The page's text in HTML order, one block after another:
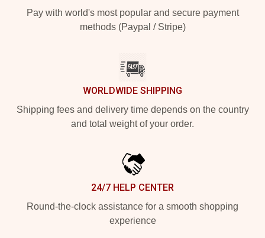
Pay with world's most popular and secure payment
methods (Paypal / Stripe)
WORLDWIDE SHIPPING
Shipping fees and delivery time depends on the country
and total weight of your order.
24/7 HELP CENTER
Round-the-clock assistance for a smooth shopping
experience